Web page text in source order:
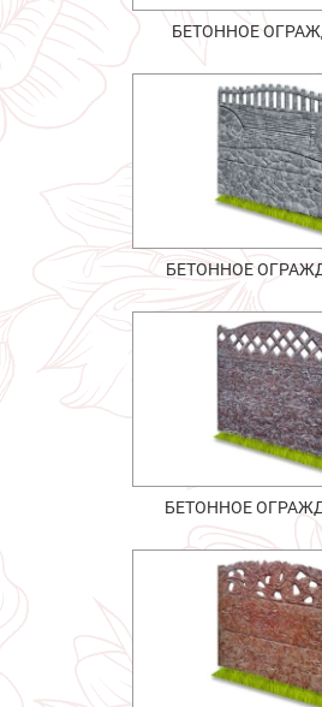
БЕТОННОЕ
БЕТОННОЕ
БЕТОННОЕ